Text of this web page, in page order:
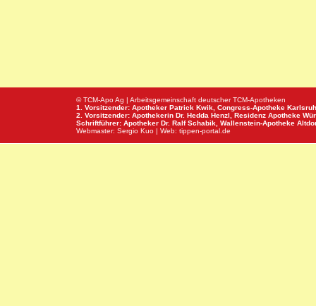
© TCM-Apo Ag | Arbeitsgemeinschaft deutscher TCM-Apotheken
1. Vorsitzender: Apotheker Patrick Kwik, Congress-Apotheke
2. Vorsitzender: Apothekerin Dr. Hedda Henzl, Residenz Apotheke
Schriftführer: Apotheker Dr. Ralf Schabik, Wallenstein-Apotheke
Webmaster: Sergio Kuo | Web: tippen-portal.de